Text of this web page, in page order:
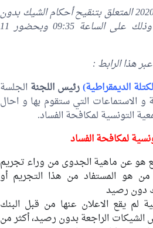
حول مقترح القانون عدد 2020/45 المتعلق بتنقيح أحكام الشيك بدون
وذلك على الساعة 09:35 وبحضور 11
هذا الرابط :
الديمقراطية)رئيس اللجنة الجلسة
و الاستماعات التي ستقوم بها و احال
التونسية لمكافحة الفساد.
لمكافحة الفساد
هو عن ماهية الجدوى من وراء تجريم
هو المستفاد من هذا التجريم أو
دون رصيد
لم يقع الاعلان عنها من قبل البنك
الراجعة بدون رصيد، أكثر من